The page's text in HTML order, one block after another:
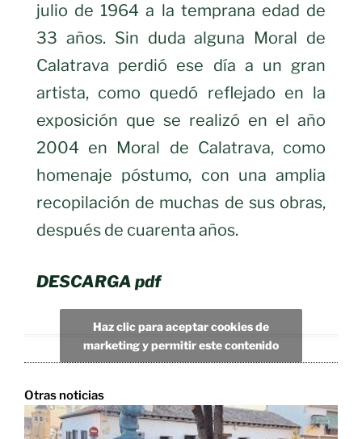
julio de 1964 a la temprana edad de
33 años. Sin duda alguna Moral de
Calatrava perdió ese día a un gran
artista, como quedó reflejado en la
exposición que se realizó en el año
2004 en Moral de Calatrava, como
homenaje póstumo, con una amplia
recopilación de muchas de sus obras,
después de cuarenta años.
DESCARGA pdf
Haz clic para aceptar cookies de
marketing y permitir este contenido
Otras noticias